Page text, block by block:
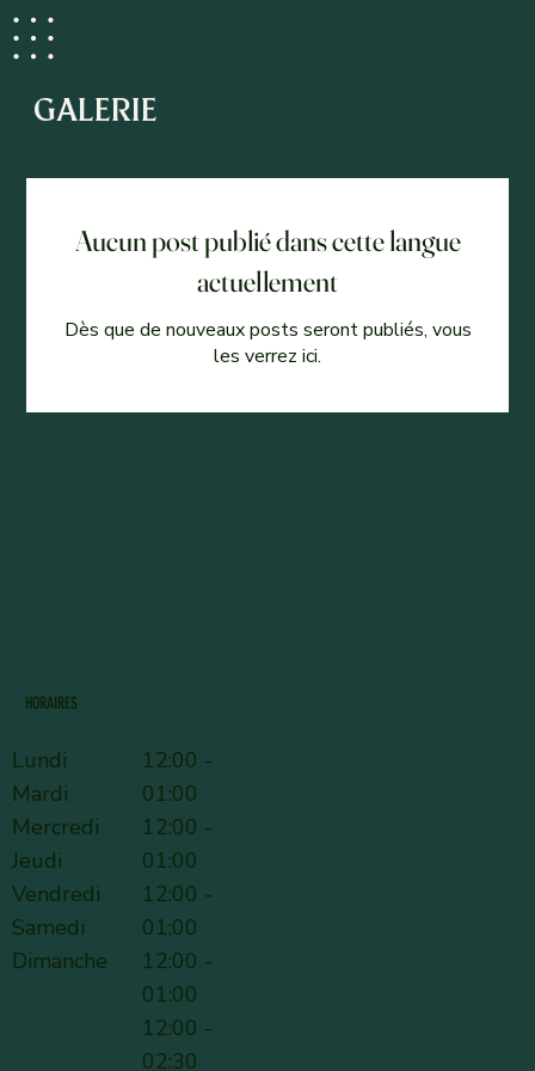
GALERIE
Aucun post publié dans cette langue
actuellement
Dès que de nouveaux posts seront publiés, vous
les verrez ici.
Lundi
Mardi
Mercredi
Jeudi
Vendredi
Samedi
Dimanche
HORAIRES
12:00 -
01:00
12:00 -
01:00
12:00 -
01:00
12:00 -
01:00
12:00 -
02:30